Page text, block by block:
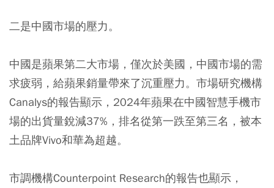
二是中國市場的壓力。
中國是蘋果第二大市場，僅次於美國，中國市場的需
求疲弱，給蘋果銷量帶來了沉重壓力。市場研究機構
Canalys的報告顯示，2024年蘋果在中國智慧手機市
場的出貨量銳減37%，排名從第一跌至第三名，被本
土品牌Vivo和華為超越。
市調機構Counterpoint Research的報告也顯示，